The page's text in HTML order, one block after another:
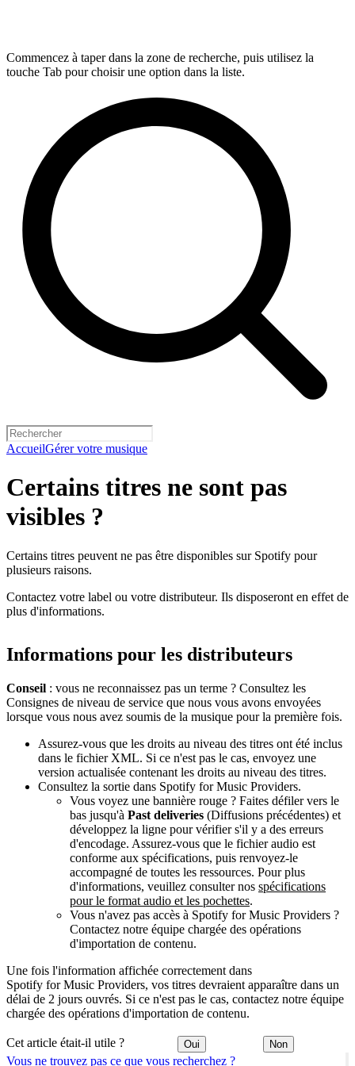
Commencez à taper dans la zone de recherche, puis utilisez la
touche Tab pour choisir une option dans la liste.
AccueilGérer votre musique
Vous ne trouvez pas ce que vous recherchez ?
Certains titres ne sont pas
visibles ?
Certains titres peuvent ne pas être disponibles sur Spotify pour
plusieurs raisons.
Contactez votre label ou votre distributeur. Ils disposeront en effet de
plus d'informations.
Informations pour les distributeurs
Conseil : vous ne reconnaissez pas un terme ? Consultez les
Consignes de niveau de service que nous vous avons envoyées
lorsque vous nous avez soumis de la musique pour la première fois.
Assurez-vous que les droits au niveau des titres ont été inclus
dans le fichier XML. Si ce n'est pas le cas, envoyez une
version actualisée contenant les droits au niveau des titres.
Consultez la sortie dans Spotify for Music Providers.
Vous voyez une bannière rouge ? Faites défiler vers le
bas jusqu'à Past deliveries (Diffusions précédentes) et
développez la ligne pour vérifier s'il y a des erreurs
d'encodage. Assurez-vous que le fichier audio est
conforme aux spécifications, puis renvoyez-le
accompagné de toutes les ressources. Pour plus
d'informations, veuillez consulter nos spécifications
pour le format audio et les pochettes.
Vous n'avez pas accès à Spotify for Music Providers ?
Contactez notre équipe chargée des opérations
d'importation de contenu.
Une fois l'information affichée correctement dans
Spotify for Music Providers, vos titres devraient apparaître dans un
délai de 2 jours ouvrés. Si ce n'est pas le cas, contactez notre équipe
chargée des opérations d'importation de contenu.
Cet article était-il utile ? Oui Non